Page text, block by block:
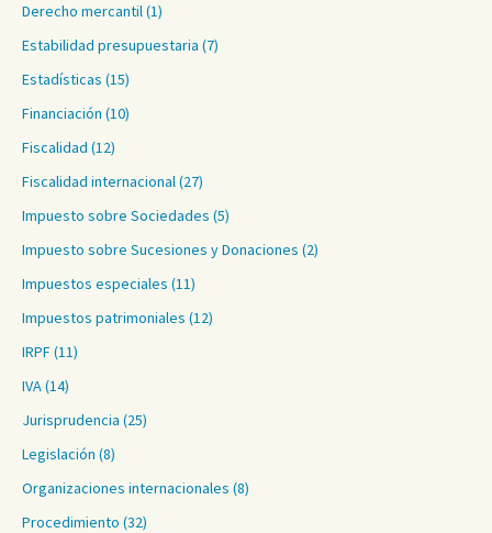
Derecho mercantil(1)
Estabilidad presupuestaria (7)
Estadísticas (15)
Financiación (10)
Fiscalidad (12)
Fiscalidad internacional(27)
Impuesto sobre Sociedades (5)
Impuesto sobre Sucesiones y Donaciones (2)
Impuestos especiales (11)
Impuestos patrimoniales (12)
IRPF(11)
IVA(14)
Jurisprudencia (25)
Legislación (8)
Organizaciones internacionales (8)
Procedimiento (32)